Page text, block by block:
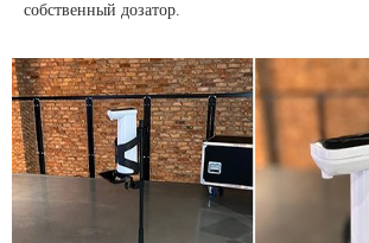
собственный дозатор.